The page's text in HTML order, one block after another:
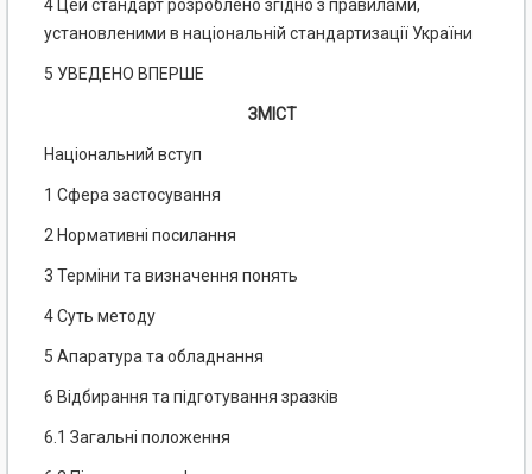
4 Цей стандарт розроблено згідно з правилами,
установленими в національній стандартизації України
5 УВЕДЕНО ВПЕРШЕ
ЗМІСТ
Національний вступ
1 Сфера застосування
2 Нормативні посилання
3 Терміни та визначення понять
4 Суть методу
5 Апаратура та обладнання
6 Відбирання та підготування зразків
6.1 Загальні положення